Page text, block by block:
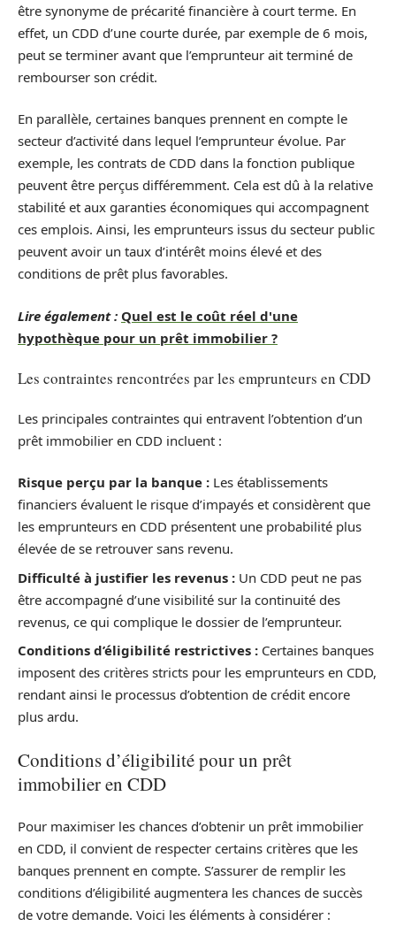
être synonyme de précarité financière à court terme. En
effet, un CDD d’une courte durée, par exemple de 6 mois,
peut se terminer avant que l’emprunteur ait terminé de
rembourser son crédit.
En parallèle, certaines banques prennent en compte le
secteur d’activité dans lequel l’emprunteur évolue. Par
exemple, les contrats de CDD dans la fonction publique
peuvent être perçus différemment. Cela est dû à la relative
stabilité et aux garanties économiques qui accompagnent
ces emplois. Ainsi, les emprunteurs issus du secteur public
peuvent avoir un taux d’intérêt moins élevé et des
conditions de prêt plus favorables.
Lire également : Quel est le coût réel d'une
hypothèque pour un prêt immobilier ?
Les contraintes rencontrées par les emprunteurs en CDD
Les principales contraintes qui entravent l’obtention d’un
prêt immobilier en CDD incluent :
Risque perçu par la banque : Les établissements
financiers évaluent le risque d’impayés et considèrent que
les emprunteurs en CDD présentent une probabilité plus
élevée de se retrouver sans revenu.
Difficulté à justifier les revenus : Un CDD peut ne pas
être accompagné d’une visibilité sur la continuité des
revenus, ce qui complique le dossier de l’emprunteur.
Conditions d’éligibilité restrictives : Certaines banques
imposent des critères stricts pour les emprunteurs en CDD,
rendant ainsi le processus d’obtention de crédit encore
plus ardu.
Conditions d’éligibilité pour un prêt
immobilier en CDD
Pour maximiser les chances d’obtenir un prêt immobilier
en CDD, il convient de respecter certains critères que les
banques prennent en compte. S’assurer de remplir les
conditions d’éligibilité augmentera les chances de succès
de votre demande. Voici les éléments à considérer :